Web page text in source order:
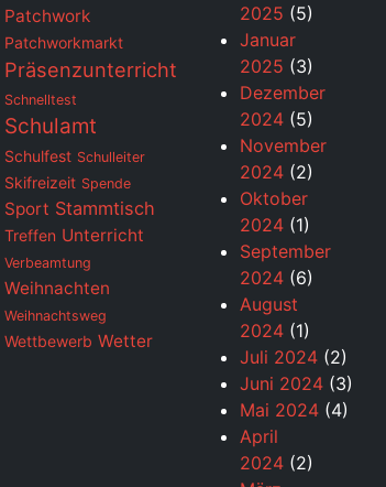
Patchwork
Patchworkmarkt
Präsenzunterricht
Schnelltest
Schulamt
Schulfest Schulleiter
Skifreizeit Spende
Sport Stammtisch
Treffen Unterricht
Verbeamtung
Weihnachten
Weihnachtsweg
Wettbewerb Wetter
2025 (5)
Januar
2025 (3)
Dezember
2024(5)
November
2024(2)
Oktober
2024(1)
September
2024(6)
August
2024(1)
Juli 2024(2)
Juni 2024(3)
Mai 2024(4)
April
2024(2)